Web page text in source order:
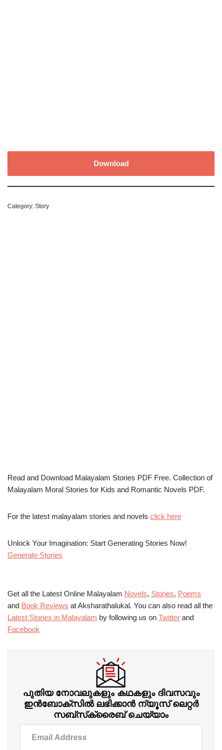
Download
Category: Story
Read and Download Malayalam Stories PDF Free. Collection of
Malayalam Moral Stories for Kids and Romantic Novels PDF.
For the latest malayalam stories and novels click here
Unlock Your Imagination: Start Generating Stories Now!
Generate Stories
Get all the Latest Online Malayalam Novels, Stories, Poems
and Book Reviews at Aksharathalukal. You can also read all the
Latest Stories in Malayalam by following us on Twitter and
Facebook
പുതിയ നോവലുകളും കഥകളും ദിവസവും
ഇന്‍ബോക്‌സില്‍ ലഭിക്കാന്‍ ന്യൂസ് ലെറ്റർ
സബ്‌സ്‌ക്രൈബ് ചെയ്യാം